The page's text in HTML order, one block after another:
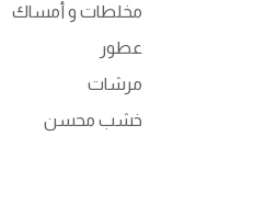
مخلطات و أمساك
عطور
مرشات
خشب محسن